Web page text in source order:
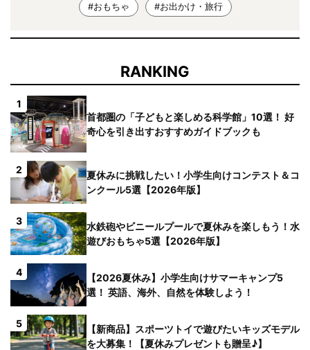
#おもちゃ #お出かけ・旅行
RANKING
1
首都圏の「子どもと楽しめる科学館」10選！ 好
奇心を引き出すおすすめガイドブックも
2
夏休みに挑戦したい！小学生向けコンテスト＆コ
ンクール5選【2026年版】
3
水鉄砲やビニールプールで夏休みを楽しもう！水
遊びおもちゃ5選【2026年版】
4
【2026夏休み】小学生向けサマーキャンプ5
選！ 英語、海外、自然を体験しよう！
5
【新商品】スポーツトイで遊びたいキッズモデル
を大募集！【夏休みプレゼントも贈呈♪】